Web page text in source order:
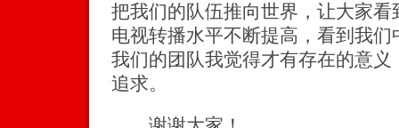
把我们的队伍推向世界，让大家
电视转播水平不断提高，看到我
我们的团队我觉得才有存在的意
追求。